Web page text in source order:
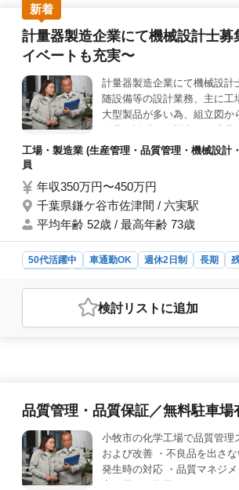
れており、車通勤も可能です。働きやす
機会＞ 溶接工業務では、半自動溶接やTig
きます。機械部品の溶接作業や仕様書確認
新着
計量器製造企業にて機械設計士
イベートも充実〜
計量器製造企業にて機械設
随設備等の設計業務、主に工
大型製品が多い為、組立図
者募集します 特に工場設備
工場・製造業 (生産管理・品質管理・機械設計
員
年収350万円〜450万円
千葉県鎌ケ谷市佐津間 / 六実駅
平均年齢 52歳 / 最高年齢 73歳
50代活躍中 車通勤OK 週休2日制 長期
おすすめポイント
＜中高年向けプライベート重視＞ 中高年
計経験がある方を特に歓迎し、組立図や
社員など多彩な雇用形態が選択可能です。
検討リスト に追加
品質管理・品質保証／無料駐車場
小牧市の化学工場で品質管
および改善 ・不良品を出さ
発生時の対応 ・品質マネジ